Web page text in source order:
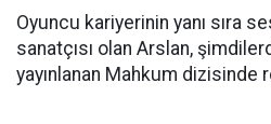
Oyuncu kariyerinin yanı sıra
sanatçısı olan Arslan,
yayınlanan Mahkum dizisinde